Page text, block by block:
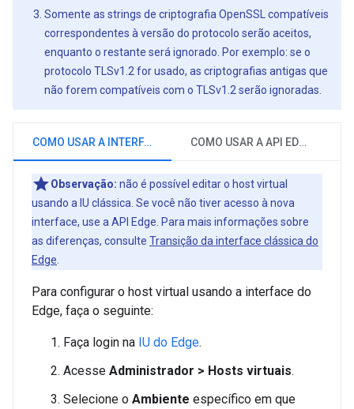
Somente as strings de criptografia OpenSSL compatíveis
correspondentes à versão do protocolo serão aceitos,
enquanto o restante será ignorado. Por exemplo: se o
protocolo TLSv1.2 for usado, as criptografias antigas que
não forem compatíveis com o TLSv1.2 serão ignoradas.
COMO USAR A INTERFACE DO EDGE COMO USAR A API EDGE
Observação: não é possível editar o host virtual
usando a IU clássica. Se você não tiver acesso à nova
interface, use a API Edge. Para mais informações sobre
as diferenças, consulte Transição da interface clássica do
Edge
Para configurar o host virtual usando a interface do
Edge, faça o seguinte:
Faça login na IU do Edge.
Acesse Administrador > Hosts virtuais.
Selecione o Ambiente específico em que